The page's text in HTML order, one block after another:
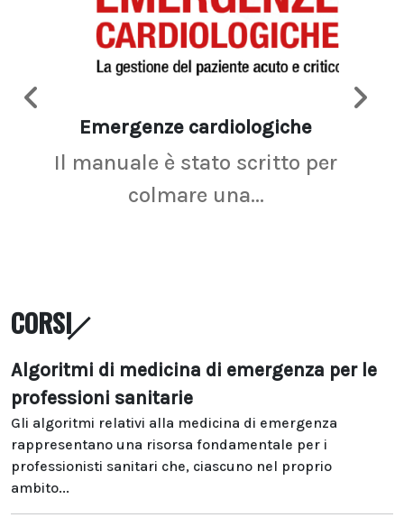
Emergenze cardiologiche
Il manuale è stato scritto per
colmare una...
CORSI
Algoritmi di medicina di emergenza per le
professioni sanitarie
Gli algoritmi relativi alla medicina di emergenza
rappresentano una risorsa fondamentale per i
professionisti sanitari che, ciascuno nel proprio
ambito...